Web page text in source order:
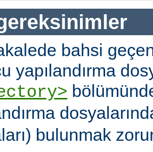
bahsi
yapılandırma
bulunmak